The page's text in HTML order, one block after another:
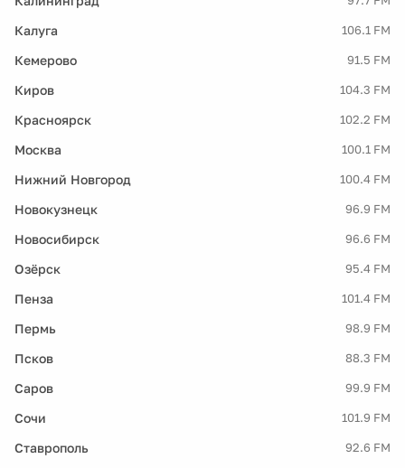
Калуга 106.1 FM
Кемерово 91.5 FM
Киров 104.3 FM
Красноярск 102.2 FM
Москва 100.1 FM
Нижний Новгород 100.4 FM
Новокузнецк 96.9 FM
Новосибирск 96.6 FM
Озёрск 95.4 FM
Пенза 101.4 FM
Пермь 98.9 FM
Псков 88.3 FM
Саров 99.9 FM
Сочи 101.9 FM
Ставрополь 92.6 FM